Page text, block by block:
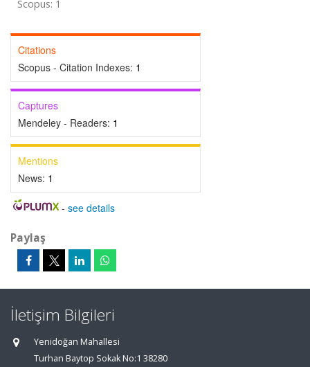
Scopus: 1
Citations
Scopus - Citation Indexes: 1
Captures
Mendeley - Readers: 1
Mentions
News: 1
- see details
Paylaş
İletişim Bilgileri
Yenidoğan Mahallesi
Turhan Baytop Sokak No:1 38280